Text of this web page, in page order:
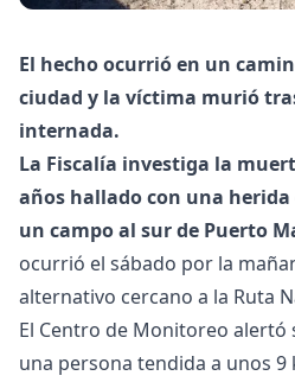
El hecho ocurrió en un
ciudad y la víctima murió
internada.
La Fiscalía investiga la
años hallado con una herida
un campo al sur de Puerto
ocurrió el sábado por la
alternativo cercano a la Ruta
El Centro de Monitoreo alertó
una persona tendida a unos